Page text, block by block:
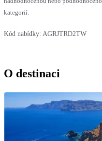
kategorií.
Kód nabídky: AGRJTRD2TW
O destinaci